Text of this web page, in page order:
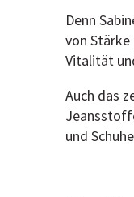
Denn
von
Vitalität
Auch das
und